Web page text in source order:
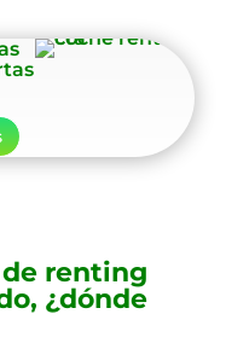
renting
¿dónde